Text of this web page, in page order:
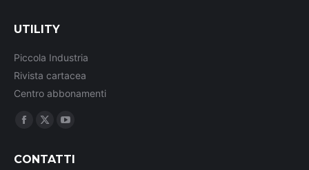
UTILITY
Piccola Industria
Rivista cartacea
Centro abbonamenti
Ci puoi trovare su:
Facebook
opens
X
opensopens
CONTATTI